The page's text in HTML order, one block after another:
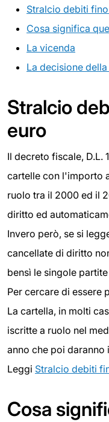
Stralcio debiti
Cosa significa
La vicenda
La decisione
Stralcio
euro
Il decreto fiscale, D.L.
cartelle con l'importo
ruolo tra il 2000 ed il
diritto ed
Invero però, se si
cancellate di diritto
bensì le singole
Per cercare di essere
La cartella, in molti
iscritte a ruolo nel
anno che poi
Leggi Stralcio debiti
Cosa